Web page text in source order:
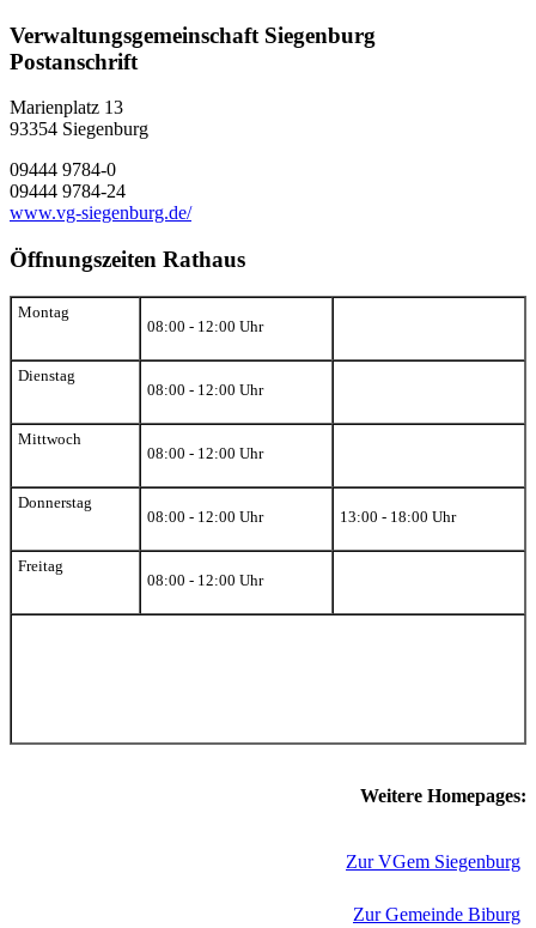
Verwaltungsgemeinschaft Siegenburg
Postanschrift
Marienplatz 13
93354 Siegenburg
09444 9784-0
09444 9784-24
www.vg-siegenburg.de/
Öffnungszeiten Rathaus
Montag
08:00 - 12:00 Uhr
Dienstag
08:00 - 12:00 Uhr
Mittwoch
08:00 - 12:00 Uhr
Donnerstag
08:00 - 12:00 Uhr
13:00 - 18:00 Uhr
Freitag
08:00 - 12:00 Uhr
Weitere Homepages:
Zur VGem Siegenburg
Zur Gemeinde Biburg